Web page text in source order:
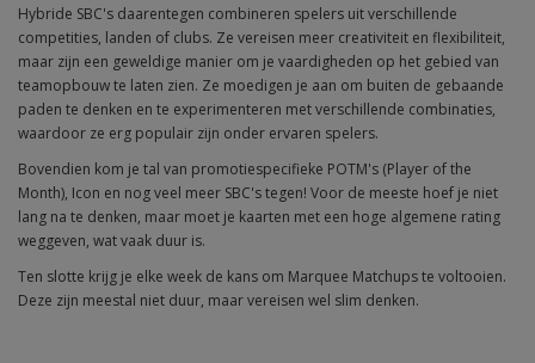
Hybride SBC's daarentegen combineren spelers uit verschillende
competities, landen of clubs. Ze vereisen meer creativiteit en flexibiliteit,
maar zijn een geweldige manier om je vaardigheden op het gebied van
teamopbouw te laten zien. Ze moedigen je aan om buiten de gebaande
paden te denken en te experimenteren met verschillende combinaties,
waardoor ze erg populair zijn onder ervaren spelers.
Bovendien kom je tal van promotiespecifieke POTM's (Player of the
Month), Icon en nog veel meer SBC's tegen! Voor de meeste hoef je niet
lang na te denken, maar moet je kaarten met een hoge algemene rating
weggeven, wat vaak duur is.
Ten slotte krijg je elke week de kans om Marquee Matchups te voltooien.
Deze zijn meestal niet duur, maar vereisen wel slim denken.